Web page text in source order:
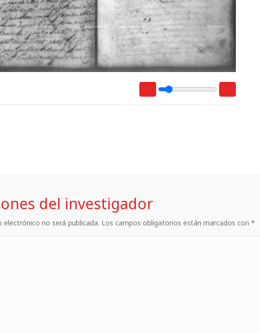
del investigador
electrónico no será publicada. Los campos obligatorios están marcados con *